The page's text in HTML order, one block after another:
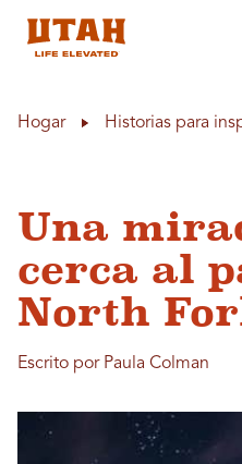
Hogar Historias para
Una
cerca al
North
Escrito por Paula Colman